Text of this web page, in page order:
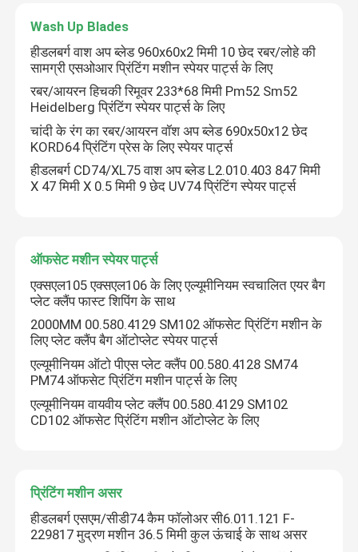
घर
उत्पादों
हमारे बारे में
गुणवत्ता नियंत्रण
हमसे संपर्क करें
ब्लॉग
ऑफसेट प्रिंटिंग पार्ट्स
Wash Up Blades
हीडलबर्ग वाश अप ब्लेड 960x60x2 मिमी 10 छेद रबर/लोहे की
सामग्री एसओआर प्रिंटिंग मशीन स्पेयर पार्ट्स के लिए
रबर/आयरन हिचकी रिमूवर 233*68 मिमी Pm52 Sm52
Heidelberg प्रिंटिंग स्पेयर पार्ट्स के लिए
चांदी के रंग का रबर/आयरन वॉश अप ब्लेड 690x50x12 छेद
KORD64 प्रिंटिंग प्रेस के लिए स्पेयर पार्ट्स
हीडलबर्ग CD74/XL75 वाश अप ब्लेड L2.010.403 847 मिमी
X 47 मिमी X 0.5 मिमी 9 छेद UV74 प्रिंटिंग स्पेयर पार्ट्स
ऑफसेट मशीन स्पेयर पार्ट्स
एक्सएल105 एक्सएल106 के लिए एल्यूमीनियम स्वचालित एयर बैग
प्लेट क्लैंप फास्ट शिपिंग के साथ
2000MM 00.580.4129 SM102 ऑफसेट प्रिंटिंग मशीन के
लिए प्लेट क्लैंप बैग ऑटोप्लेट स्पेयर पार्ट्स
एल्यूमीनियम ऑटो पीएस प्लेट क्लैंप 00.580.4128 SM74
PM74 ऑफसेट प्रिंटिंग मशीन पार्ट्स के लिए
एल्यूमीनियम वायवीय प्लेट क्लैंप 00.580.4129 SM102
CD102 ऑफसेट प्रिंटिंग मशीन ऑटोप्लेट के लिए
प्रिंटिंग मशीन असर
हीडलबर्ग एसएम/सीडी74 कैम फॉलोअर सी6.011.121 F-
229817 मुद्रण मशीन 36.5 मिमी कुल ऊंचाई के साथ असर